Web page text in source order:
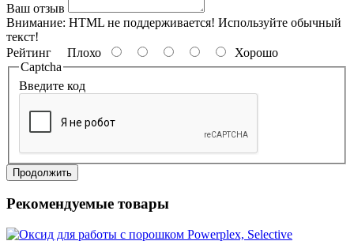
Ваш отзыв
Внимание: HTML не поддерживается! Используйте обычный
текст!
Рейтинг Плохо
Хорошо
Captcha
Введите код
Продолжить
Рекомендуемые товары